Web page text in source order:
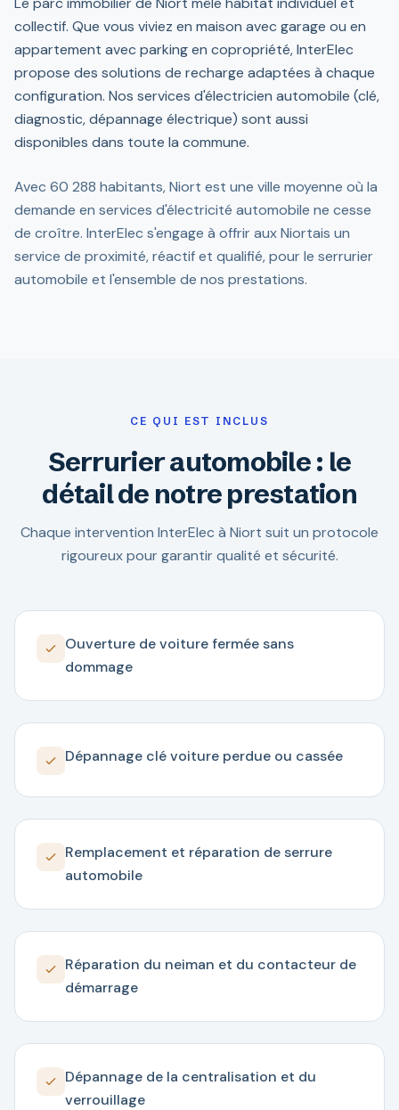
collectif. Que vous viviez en maison avec garage ou en
appartement avec parking en copropriété, InterElec
propose des solutions de recharge adaptées à chaque
configuration. Nos services d'électricien automobile (clé,
diagnostic, dépannage électrique) sont aussi
disponibles dans toute la commune.
Avec 60 288 habitants, Niort est une ville moyenne où la
demande en services d'électricité automobile ne cesse
de croître. InterElec s'engage à offrir aux Niortais un
service de proximité, réactif et qualifié, pour le serrurier
automobile et l'ensemble de nos prestations.
CE QUI EST INCLUS
Serrurier automobile : le
détail de notre prestation
Chaque intervention InterElec à Niort suit un protocole
rigoureux pour garantir qualité et sécurité.
Ouverture de voiture fermée sans
dommage
Dépannage clé voiture perdue ou cassée
Remplacement et réparation de serrure
automobile
Réparation du neiman et du contacteur de
démarrage
Dépannage de la centralisation et du
verrouillage